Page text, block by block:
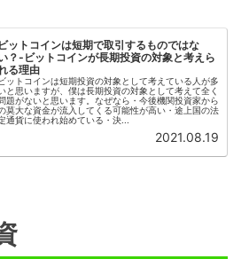
ビットコインは短期で取引するものではな
？-ビットコインが長期投資の対象と考えら
る理由
ビットコインは短期投資の対象として考えている人が多
と思いますが、僕は長期投資の対象として考えて全く
題がないと思います。なぜなら・今後機関投資家から
莫大な資金が流入してくる可能性が高い・途上国の法
通貨に使われ始めている・決...
2021.08.19